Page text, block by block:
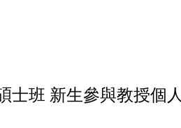
士班 新生參與教授個